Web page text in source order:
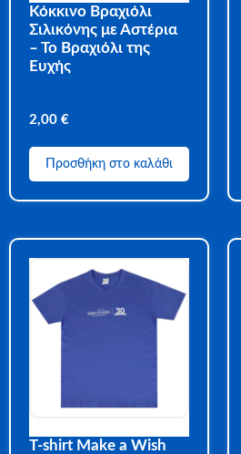
Κόκκινο Βραχιόλι
Σιλικόνης με Αστέρια
– Το Βραχιόλι της
Ευχής
2,00 €
Προσθήκη στο καλάθι
Τ-shirt Make a Wish